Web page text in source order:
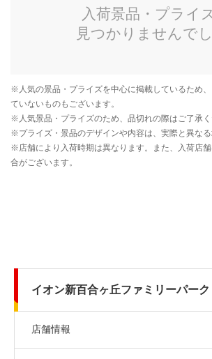
イオン新百合ヶ丘ファミリーパーク
店舗情報